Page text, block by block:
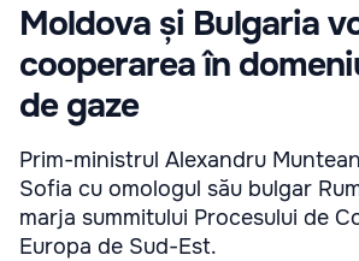
Moldova și Bulgaria
cooperarea în
de gaze
Prim-ministrul Alexandru
Sofia cu omologul său bulgar
marja summitului Procesului de
Europa de Sud-Est.